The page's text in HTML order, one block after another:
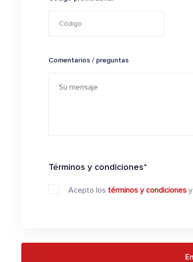
Comentarios / preguntas
Términos y condiciones*
Acepto los términos y condiciones y